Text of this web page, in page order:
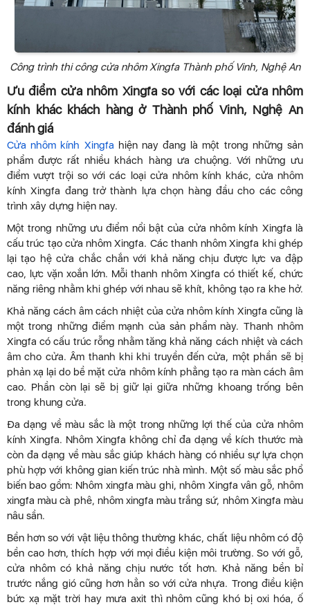
Công trình thi công cửa nhôm Xingfa Thành phố Vinh, Nghệ An
Ưu điểm cửa nhôm Xingfa so với các loại cửa nhôm
kính khác khách hàng ở Thành phố Vinh, Nghệ An
đánh giá
Cửa nhôm kính Xingfa hiện nay đang là một trong những sản
phẩm được rất nhiều khách hàng ưa chuộng. Với những ưu
điểm vượt trội so với các loại cửa nhôm kính khác, cửa nhôm
kính Xingfa đang trở thành lựa chọn hàng đầu cho các công
trình xây dựng hiện nay.
Một trong những ưu điểm nổi bật của cửa nhôm kính Xingfa là
cấu trúc tạo cửa nhôm Xingfa. Các thanh nhôm Xingfa khi ghép
lại tạo hệ cửa chắc chắn với khả năng chịu được lực va đập
cao, lực vặn xoắn lớn. Mỗi thanh nhôm Xingfa có thiết kế, chức
năng riêng nhằm khi ghép với nhau sẽ khít, không tạo ra khe hở.
Khả năng cách âm cách nhiệt của cửa nhôm kính Xingfa cũng là
một trong những điểm mạnh của sản phẩm này. Thanh nhôm
Xingfa có cấu trúc rỗng nhằm tăng khả năng cách nhiệt và cách
âm cho cửa. Âm thanh khi khi truyền đến cửa, một phần sẽ bị
phản xạ lại do bề mặt cửa nhôm kính phẳng tạo ra màn cách âm
cao. Phần còn lại sẽ bị giữ lại giữa những khoang trống bên
trong khung cửa.
Đa dạng về màu sắc là một trong những lợi thế của cửa nhôm
kính Xingfa. Nhôm Xingfa không chỉ đa dạng về kích thước mà
còn đa dạng về màu sắc giúp khách hàng có nhiều sự lựa chọn
phù hợp với không gian kiến trúc nhà mình. Một số màu sắc phổ
biến bao gồm: Nhôm xingfa màu ghi, nhôm Xingfa vân gỗ, nhôm
xingfa màu cà phê, nhôm xingfa màu trắng sứ, nhôm Xingfa màu
nâu sần.
Bền hơn so với vật liệu thông thường khác, chất liệu nhôm có độ
bền cao hơn, thích hợp với mọi điều kiện môi trường. So với gỗ,
cửa nhôm có khả năng chịu nước tốt hơn. Khả năng bền bỉ
trước nắng gió cũng hơn hẳn so với cửa nhựa. Trong điều kiện
bức xạ mặt trời hay mưa axit thì nhôm cũng khó bị oxi hóa, ố